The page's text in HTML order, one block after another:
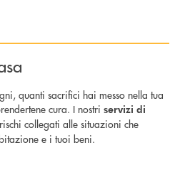
quanti sacrifici hai messo nella tua
cura. I nostri servizi di
collegati alle situazioni che
e i tuoi beni.